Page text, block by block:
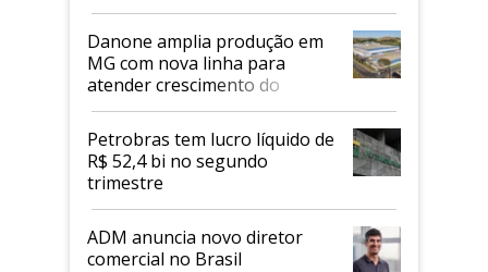
Danone amplia produção em
MG com nova linha para
atender crescimento do
mercado de alimentos
proteicos
Petrobras tem lucro líquido de
R$ 52,4 bi no segundo
trimestre
ADM anuncia novo diretor
comercial no Brasil